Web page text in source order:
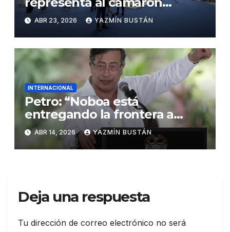
ecuatoriano en importante
feria europea
ABR 23, 2026 YAZMÍN BUSTÁN
INTERNACIONAL
Petro: “Noboa está
entregando la frontera a
manos de la mafia”
ABR 14, 2026 YAZMÍN BUSTÁN
Deja una respuesta
Tu dirección de correo electrónico no será